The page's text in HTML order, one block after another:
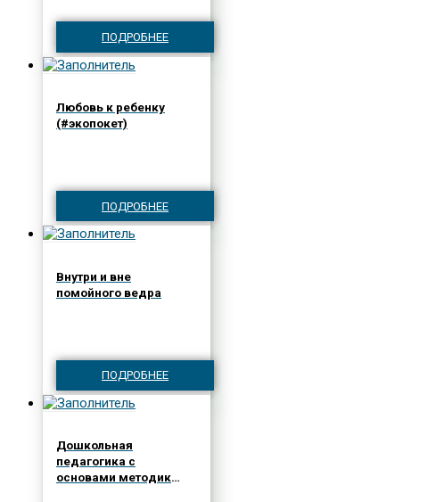
ПОДРОБНЕЕ
Любовь к ребенку
(#экопокет)
ПОДРОБНЕЕ
Внутри и вне
помойного ведра
ПОДРОБНЕЕ
Дошкольная
педагогика с
основами методик